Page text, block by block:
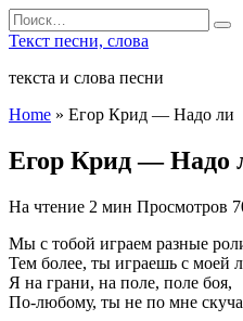
Перейти
к
Search
for:
Текст песни, слова
текста и слова песни
Home » Егор Крид — Надо ли
Егор Крид — Надо
На чтение 2 мин Просмотров
Мы с тобой играем разные
Тем более, ты играешь с моей
Я на грани, на поле, поле боя,
По-любому, ты не по мне